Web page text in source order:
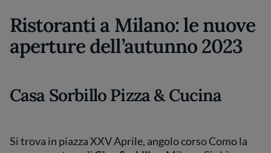
Ristoranti a Milano: le nuove
aperture dell’autunno 2023
Casa Sorbillo Pizza & Cucina
Si trova in piazza XXV Aprile, angolo corso Como la